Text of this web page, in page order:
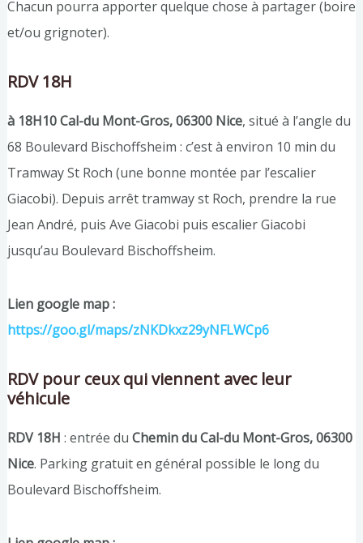
Chacun pourra apporter quelque chose à partager (boire
et/ou grignoter).
RDV 18H
à 18H10 Cal-du Mont-Gros, 06300 Nice, situé à l’angle du
68 Boulevard Bischoffsheim : c’est à environ 10 min du
Tramway St Roch (une bonne montée par l’escalier
Giacobi). Depuis arrêt tramway st Roch, prendre la rue
Jean André, puis Ave Giacobi puis escalier Giacobi
jusqu’au Boulevard Bischoffsheim.
Lien google map :
https://goo.gl/maps/zNKDkxz29yNFLWCp6
RDV pour ceux qui viennent avec leur
véhicule
RDV 18H : entrée du Chemin du Cal-du Mont-Gros, 06300
Nice. Parking gratuit en général possible le long du
Boulevard Bischoffsheim.